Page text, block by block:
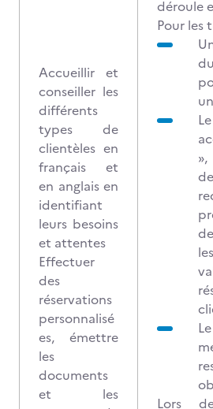
Accueillir et
conseiller les
différents
types de
clientèles en
français et
en anglais en
identifiant
leurs besoins
et attentes
Effectuer
des
réservations
personnalisé
es, émettre
les
documents
et les
déroule
Pour les
Lors